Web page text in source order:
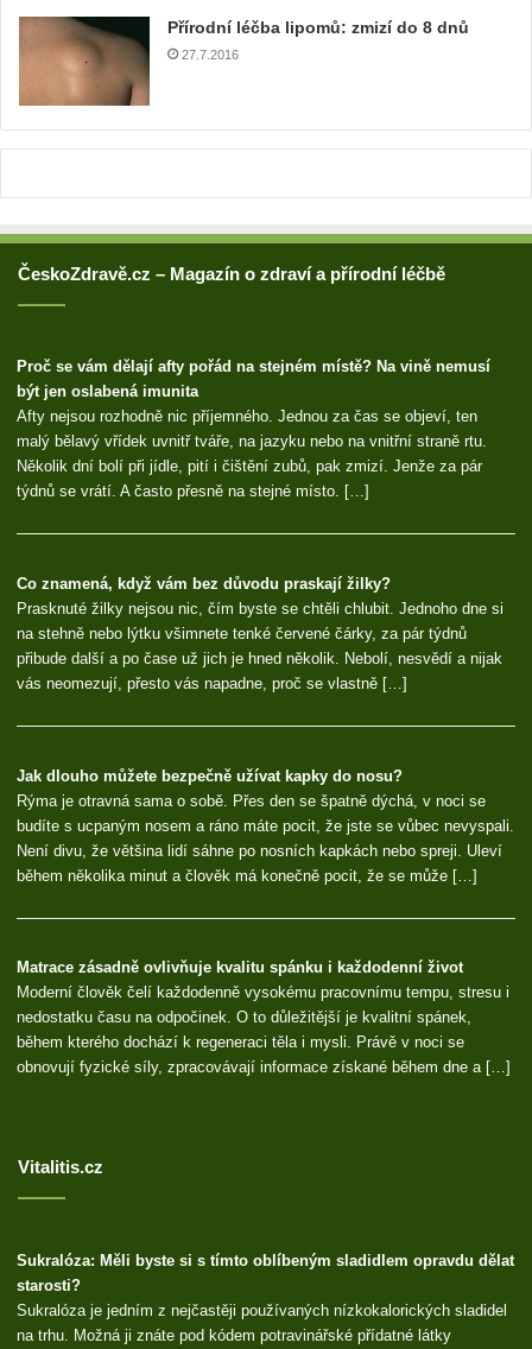
Přírodní léčba lipomů: zmizí do 8 dnů
27.7.2016
ČeskoZdravě.cz – Magazín o zdraví a přírodní léčbě
Proč se vám dělají afty pořád na stejném místě? Na vině nemusí
být jen oslabená imunita
Afty nejsou rozhodně nic příjemného. Jednou za čas se objeví, ten
malý bělavý vřídek uvnitř tváře, na jazyku nebo na vnitřní straně rtu.
Několik dní bolí při jídle, pití i čištění zubů, pak zmizí. Jenže za pár
týdnů se vrátí. A často přesně na stejné místo. […]
Co znamená, když vám bez důvodu praskají žilky?
Prasknuté žilky nejsou nic, čím byste se chtěli chlubit. Jednoho dne si
na stehně nebo lýtku všimnete tenké červené čárky, za pár týdnů
přibude další a po čase už jich je hned několik. Nebolí, nesvědí a nijak
vás neomezují, přesto vás napadne, proč se vlastně […]
Jak dlouho můžete bezpečně užívat kapky do nosu?
Rýma je otravná sama o sobě. Přes den se špatně dýchá, v noci se
budíte s ucpaným nosem a ráno máte pocit, že jste se vůbec nevyspali.
Není divu, že většina lidí sáhne po nosních kapkách nebo spreji. Uleví
během několika minut a člověk má konečně pocit, že se může […]
Matrace zásadně ovlivňuje kvalitu spánku i každodenní život
Moderní člověk čelí každodenně vysokému pracovnímu tempu, stresu i
nedostatku času na odpočinek. O to důležitější je kvalitní spánek,
během kterého dochází k regeneraci těla i mysli. Právě v noci se
obnovují fyzické síly, zpracovávají informace získané během dne a […]
Vitalitis.cz
Sukralóza: Měli byste si s tímto oblíbeným sladidlem opravdu dělat
starosti?
Sukralóza je jedním z nejčastěji používaných nízkokalorických sladidel
na trhu. Možná ji znáte pod kódem potravinářské přídatné látky